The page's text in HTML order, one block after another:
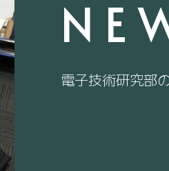
電子技術研究部